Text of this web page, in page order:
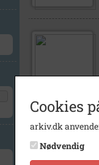
Cookies
arkiv.dk
Nødvendig